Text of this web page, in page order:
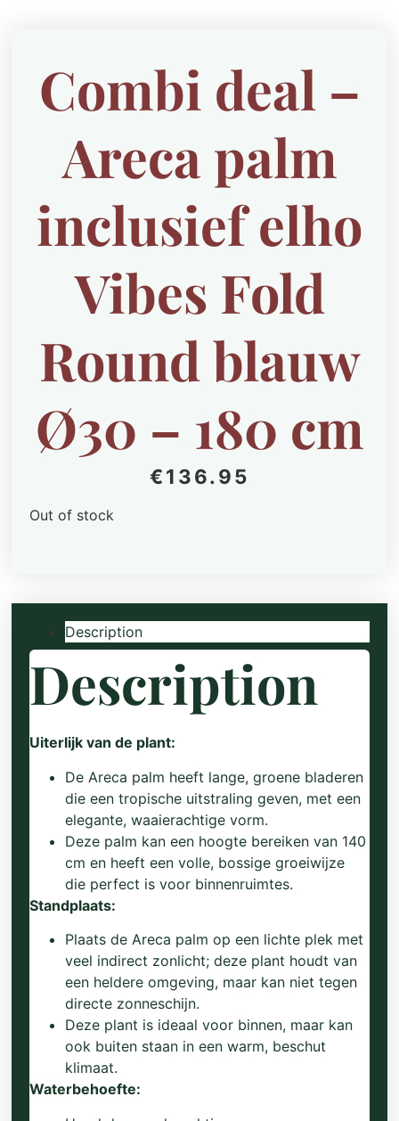
Combi deal –
Areca palm
inclusief elho
Vibes Fold
Round blauw
Ø30 – 180 cm
€136.95
Out of stock
Description
Description
Uiterlijk van de plant:
De Areca palm heeft lange, groene bladeren
die een tropische uitstraling geven, met een
elegante, waaierachtige vorm.
Deze palm kan een hoogte bereiken van 140
cm en heeft een volle, bossige groeiwijze
die perfect is voor binnenruimtes.
Standplaats:
Plaats de Areca palm op een lichte plek met
veel indirect zonlicht; deze plant houdt van
een heldere omgeving, maar kan niet tegen
directe zonneschijn.
Deze plant is ideaal voor binnen, maar kan
ook buiten staan in een warm, beschut
klimaat.
Waterbehoefte: